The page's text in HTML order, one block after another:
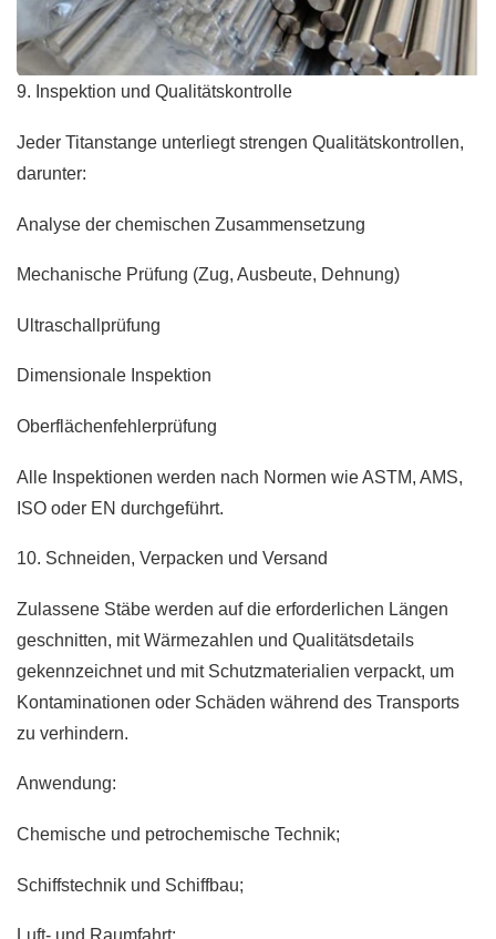
9. Inspektion und Qualitätskontrolle
Jeder Titanstange unterliegt strengen Qualitätskontrollen,
darunter:
Analyse der chemischen Zusammensetzung
Mechanische Prüfung (Zug, Ausbeute, Dehnung)
Ultraschallprüfung
Dimensionale Inspektion
Oberflächenfehlerprüfung
Alle Inspektionen werden nach Normen wie ASTM, AMS,
ISO oder EN durchgeführt.
10. Schneiden, Verpacken und Versand
Zulassene Stäbe werden auf die erforderlichen Längen
geschnitten, mit Wärmezahlen und Qualitätsdetails
gekennzeichnet und mit Schutzmaterialien verpackt, um
Kontaminationen oder Schäden während des Transports
zu verhindern.
Anwendung:
Chemische und petrochemische Technik;
Schiffstechnik und Schiffbau;